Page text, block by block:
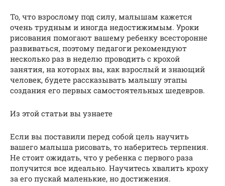
То, что взрослому под силу, малышам кажется
очень трудным и иногда недостижимым. Уроки
рисования помогают вашему ребенку всесторонне
развиваться, поэтому педагоги рекомендуют
несколько раз в неделю проводить с крохой
занятия, на которых вы, как взрослый и знающий
человек, будете рассказывать малышу этапы
создания его первых самостоятельных шедевров.
Из этой статьи вы узнаете
Если вы поставили перед собой цель научить
вашего малыша рисовать, то наберитесь терпения.
Не стоит ожидать, что у ребенка с первого раза
получится все идеально. Научитесь хвалить кроху
за его пускай маленькие, но достижения.